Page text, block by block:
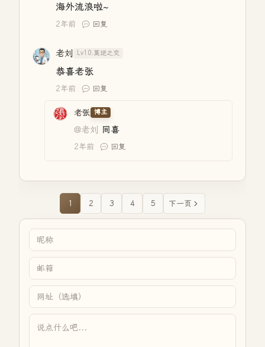
海外流浪啦~
2年前 回复
老刘 Lv10.莫逆之交
恭喜老张
2年前 回复
老张 博主
@老刘 同喜
2年前 回复
1 2 3 4 5 下一页